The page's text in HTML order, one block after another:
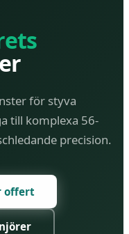
för styva
till komplexa 56-
precision.
offert